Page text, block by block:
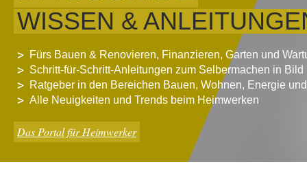
WISSEN &
Fürs Bauen & Renovieren, Finanzieren, Garten und
Schritt-für-Schritt-Anleitungen zum Selbermachen in Bild
Ratgeber in den Bereichen Bauen, Wohnen, Energie
Alle Neuigkeiten und Trends beim Heimwerken
Das Portal für Heimwerker